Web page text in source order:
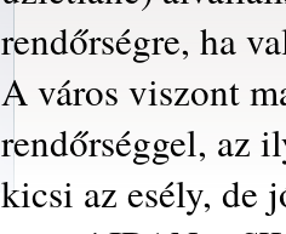
rendőrségre, ha
A város viszont
rendőrséggel, az
kicsi az esély, de